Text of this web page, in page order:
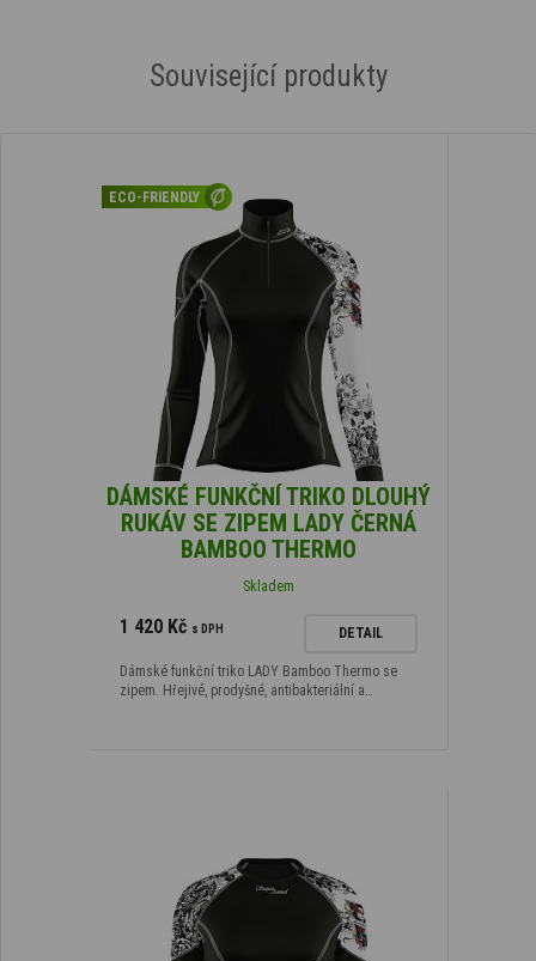
Související produkty
ECO-FRIENDLY
DÁMSKÉ FUNKČNÍ TRIKO DLOUHÝ
RUKÁV SE ZIPEM LADY ČERNÁ
BAMBOO THERMO
Skladem
1 420 Kč s DPH DETAIL
Dámské funkční triko LADY Bamboo Thermo se
zipem. Hřejivé, prodyšné, antibakteriální a…